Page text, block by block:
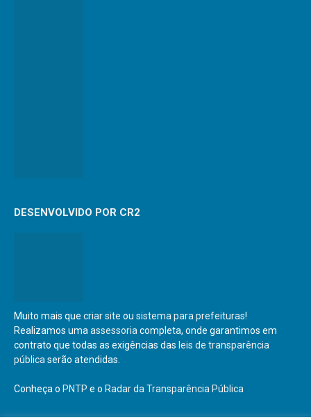
DESENVOLVIDO POR CR2
Muito mais que criar site ou sistema para prefeituras!
Realizamos uma assessoria completa, onde garantimos em
contrato que todas as exigências das leis de transparência
pública serão atendidas.
Conheça o PNTP e o Radar da Transparência Pública